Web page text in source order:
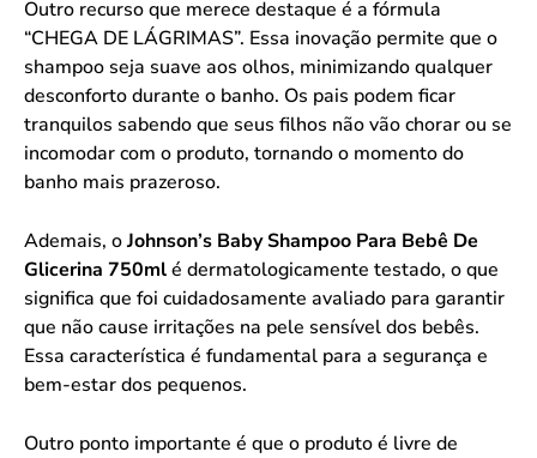
Outro recurso que merece destaque é a fórmula
“CHEGA DE LÁGRIMAS”. Essa inovação permite que o
shampoo seja suave aos olhos, minimizando qualquer
desconforto durante o banho. Os pais podem ficar
tranquilos sabendo que seus filhos não vão chorar ou se
incomodar com o produto, tornando o momento do
banho mais prazeroso.
Ademais, oJohnson’s Baby Shampoo Para Bebê De
Glicerina 750mlé dermatologicamente testado, o que
significa que foi cuidadosamente avaliado para garantir
que não cause irritações na pele sensível dos bebês.
Essa característica é fundamental para a segurança e
bem-estar dos pequenos.
Outro ponto importante é que o produto é livre de